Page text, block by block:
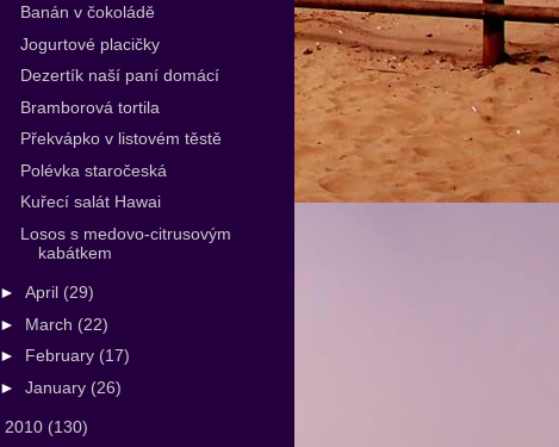
Banán v čokoládě
Jogurtové placičky
Dezertík naší paní domácí
Bramborová tortila
Překvápko v listovém těstě
Polévka staročeská
Kuřecí salát Hawai
Losos s medovo-citrusovým
kabátkem
► April (29)
► March (22)
► February (17)
► January (26)
2010 (130)